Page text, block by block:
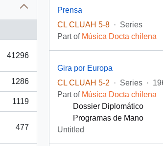
41296
1286
1119
477
Prensa
CL CLUAH 5-8 · Series
Part of Música Docta chilena
Gira por Europa
CL CLUAH 5-2
· Series ·
Part of Música Docta chilena
Dossier Diplomático
Programas de Mano
Untitled